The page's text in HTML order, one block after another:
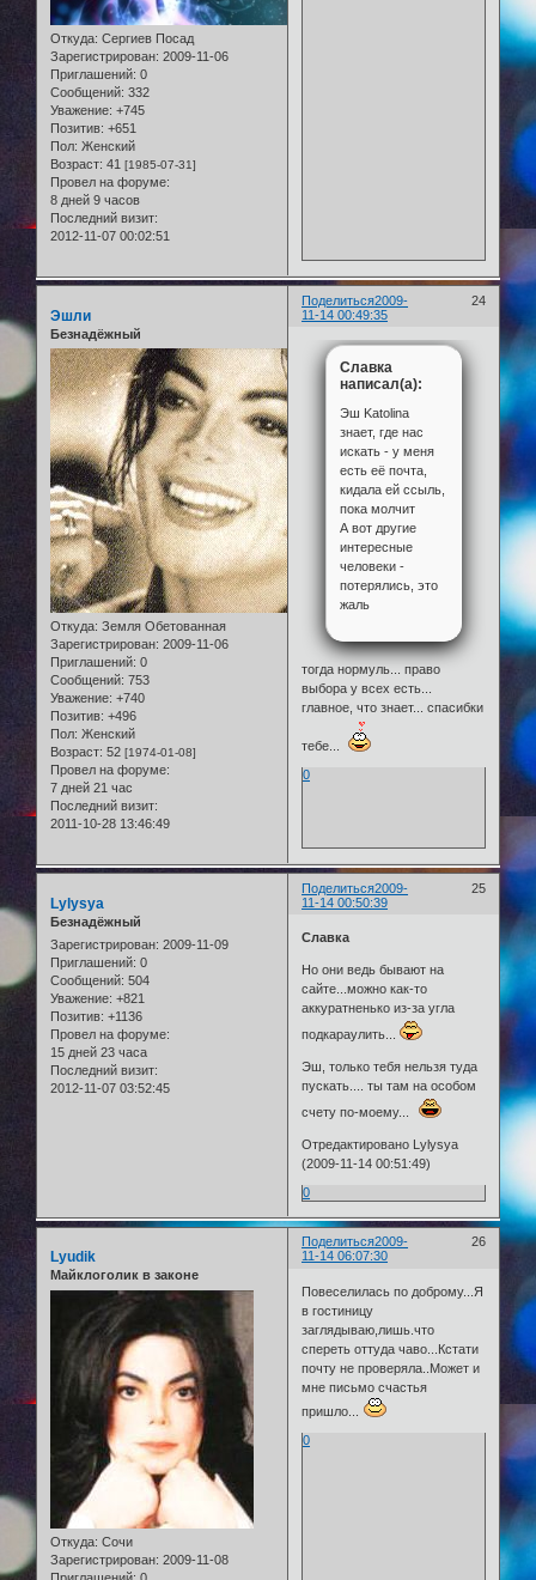
Откуда: Сергиев Посад
Зарегистрирован: 2009-11-06
Приглашений: 0
Сообщений: 332
Уважение: +745
Позитив: +651
Пол: Женский
Возраст: 41 [1985-07-31]
Провел на форуме:
8 дней 9 часов
Последний визит:
2012-11-07 00:02:51
Поделиться 24
2009-
11-14 00:49:35
Эшли
Безнадёжный
Откуда: Земля Обетованная
Зарегистрирован: 2009-11-06
Приглашений: 0
Сообщений: 753
Уважение: +740
Позитив: +496
Пол: Женский
Возраст: 52 [1974-01-08]
Провел на форуме:
7 дней 21 час
Последний визит:
2011-10-28 13:46:49
Славка
написал(а):
Эш Katolina
знает, где нас
искать - у меня
есть её почта,
кидала ей ссыль,
пока молчит
А вот другие
интересные
человеки -
потерялись, это
жаль
тогда нормуль... право
выбора у всех есть...
главное, что знает... спасибки
тебе...
0
Поделиться 25
2009-
11-14 00:50:39
Lylysya
Безнадёжный
Зарегистрирован: 2009-11-09
Приглашений: 0
Сообщений: 504
Уважение: +821
Позитив: +1136
Провел на форуме:
15 дней 23 часа
Последний визит:
2012-11-07 03:52:45
Славка
Но они ведь бывают на
сайте...можно как-то
аккуратненько из-за угла
подкараулить...
Эш, только тебя нельзя туда
пускать.... ты там на особом
счету по-моему...
Отредактировано Lylysya
(2009-11-14 00:51:49)
0
Поделиться 26
2009-
11-14 06:07:30
Lyudik
Майклоголик в законе
Откуда: Сочи
Зарегистрирован: 2009-11-08
Приглашений: 0
Повеселилась по доброму...Я
в гостиницу
заглядываю,лишь.что
спереть оттуда чаво...Кстати
почту не проверяла..Может и
мне письмо счастья
пришло...
0